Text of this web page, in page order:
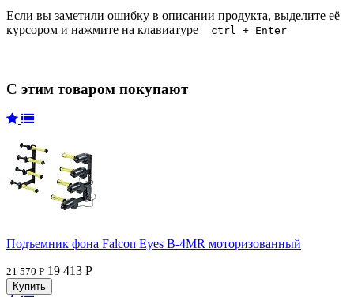
Если вы заметили ошибку в описании продукта, выделите её
курсором и нажмите на клавиатуре
ctrl + Enter
С этим товаром покупают
Подъемник фона Falcon Eyes B-4MR моторизованный
21 570 Р 19 413 Р